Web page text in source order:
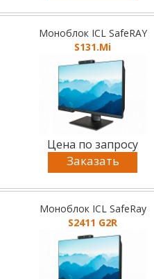
Моноблок ICL SafeRAY
S131.Mi
Цена по запросу
Заказать
Моноблок ICL SafeRay
S2411 G2R